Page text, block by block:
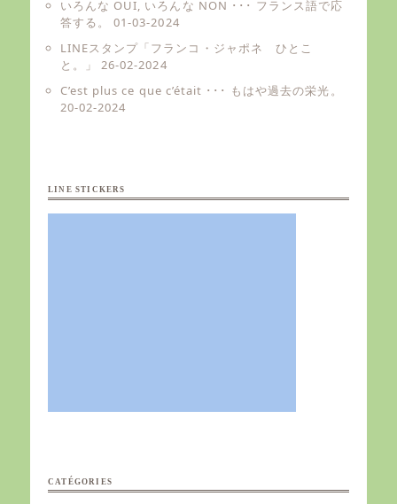
いろんな OUI, いろんな NON ･･･ フランス語で応
答する。
01-03-2024
LINEスタンプ「フランコ・ジャポネ ひとこ
と。」
26-02-2024
C’est plus ce que c’était ･･･ もはや過去の栄光。
20-02-2024
LINE STICKERS
CATÉGORIES